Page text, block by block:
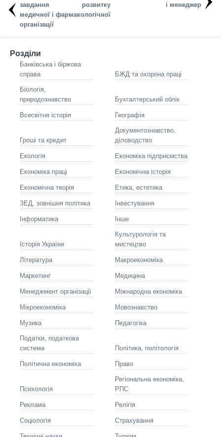
завдання розвитку
медичної і фармакологічної
організації
і менеджер
Розділи
Банківська і біржова
справа
БЖД та охорона праці
Біологія,
природознавство
Бухгалтерський облік
Всесвітня історія Географія
Гроші та кредит
Документознавство,
діловодство
Екологія Економіка підприємства
Економіка праці Економічна історія
Економічна теорія Етика, естетика
ЗЕД, зовнішня політика Інвестування
Інформатика Інше
Історія України
Культурологія та
мистецтво
Літературa Макроекономіка
Маркетинг Медицина
Менеджмент організації Міжнародна економіка
Мікроекономіка Мовознавство
Музика Педагогіка
Податки, податкова
система
Політика, політологія
Політична економіка Право
Психологія
Регіональна економіка,
РПС
Реклама Релігія
Соціологія Страхування